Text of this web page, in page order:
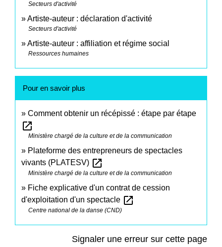
Secteurs d'activité
Artiste-auteur : déclaration d'activité
Secteurs d'activité
Artiste-auteur : affiliation et régime social
Ressources humaines
Pour en savoir plus
Comment obtenir un récépissé : étape par étape
open_in_new
Ministère chargé de la culture et de la communication
Plateforme des entrepreneurs de spectacles
vivants (PLATESV) open_in_new
Ministère chargé de la culture et de la communication
Fiche explicative d'un contrat de cession
d'exploitation d'un spectacle open_in_new
Centre national de la danse (CND)
Signaler une erreur sur cette page